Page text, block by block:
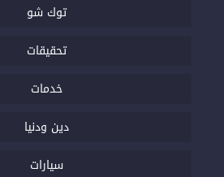
توك شو
تحقيقات
خدمات
دين ودنيا
سيارات